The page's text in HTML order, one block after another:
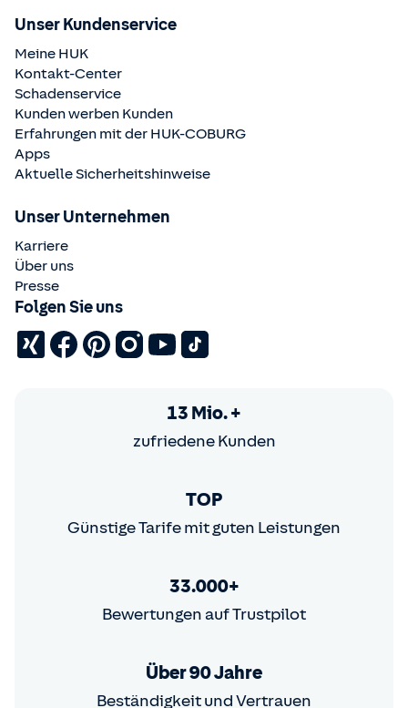
Unser Kundenservice
Meine HUK
Kontakt-Center
Schadenservice
Kunden werben Kunden
Erfahrungen mit der HUK-COBURG
Apps
Aktuelle Sicherheitshinweise
Unser Unternehmen
Karriere
Über uns
Presse
Folgen Sie uns
13 Mio. +
zufriedene Kunden
TOP
Günstige Tarife mit guten Leistungen
33.000+
Bewertungen auf Trustpilot
Über 90 Jahre
Beständigkeit und Vertrauen